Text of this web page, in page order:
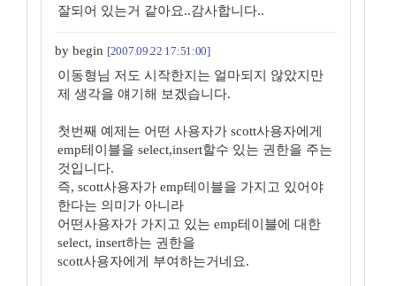
잘되어 있는거 같아요..감사합니다..
by begin [2007.09.22 17:51:00]
이동형님 저도 시작한지는 얼마되지 않았지만
제 생각을 얘기해 보겠습니다.
첫번째 예제는 어떤 사용자가 scott사용자에게
emp테이블을 select,insert할수 있는 권한을 주는
것입니다.
즉, scott사용자가 emp테이블을 가지고 있어야
한다는 의미가 아니라
어떤사용자가 가지고 있는 emp테이블에 대한
select, insert하는 권한을
scott사용자에게 부여하는거네요.